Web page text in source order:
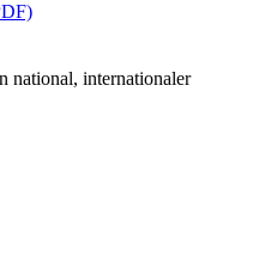
national, internationaler